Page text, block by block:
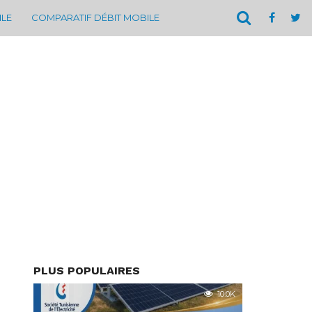
COMPARATIF DÉBIT MOBILE
PLUS POPULAIRES
10.0K